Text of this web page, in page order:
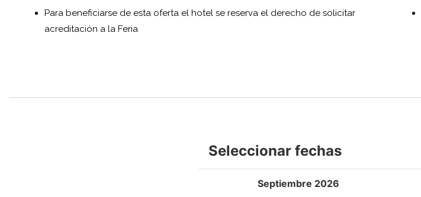
Para beneficiarse de esta oferta el hotel se reserva el derecho de solicitar
acreditación a la Feria
Seleccionar fechas
Septiembre 2026